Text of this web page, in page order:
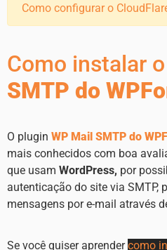
Como configurar o
Como instalar o
SMTP do
O plugin WP Mail SMTP do
mais conhecidos com boa
que usam WordPress, por
autenticação do site via SMTP,
mensagens por e-mail através
Se você quiser aprendercomo